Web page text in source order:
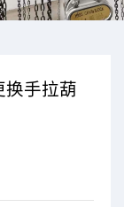
换手拉葫